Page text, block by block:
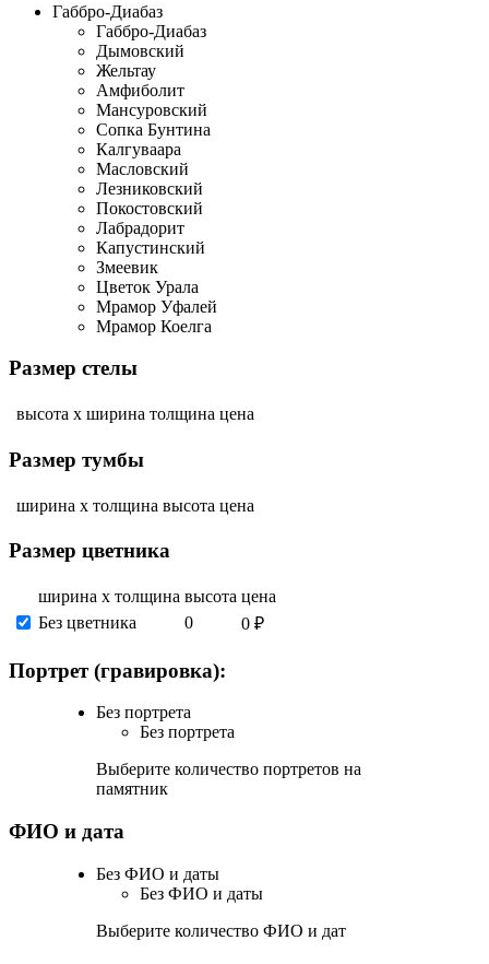
Габбро-Диабаз
Габбро-Диабаз
Дымовский
Жельтау
Амфиболит
Мансуровский
Сопка Бунтина
Калгуваара
Масловский
Лезниковский
Покостовский
Лабрадорит
Капустинский
Змеевик
Цветок Урала
Мрамор Уфалей
Мрамор Коелга
Размер стелы
высота х ширина толщина цена
Размер тумбы
ширина х толщина высота цена
Размер цветника
ширина х толщина высота цена
Без цветника
0 0 ₽
Портрет (гравировка):
Без портрета
Без портрета
Выберите количество портретов на
памятник
ФИО и дата
Без ФИО и даты
Без ФИО и даты
Выберите количество ФИО и дат